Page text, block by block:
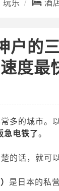
户的
度最
多的城市。
急电铁了。
的话，就可
是日本的私